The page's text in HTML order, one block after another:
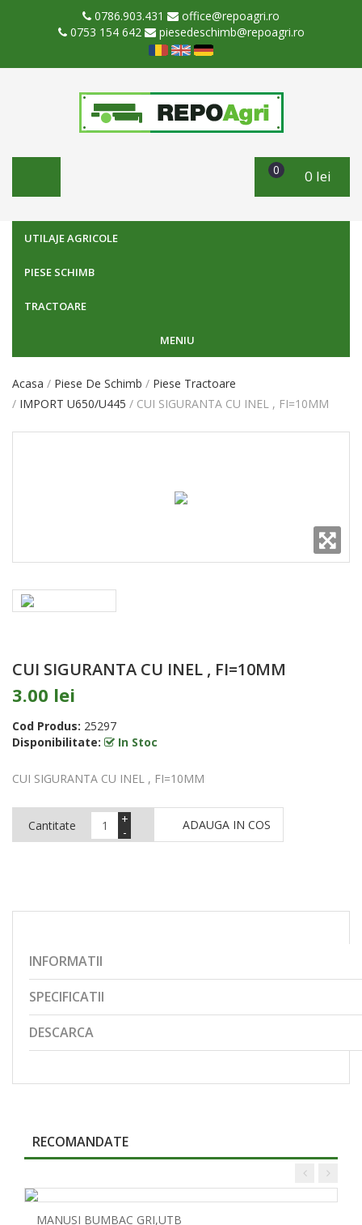
0786.903.431
office@repoagri.ro
0753 154 642
piesedeschimb@repoagri.ro
0 0 lei
UTILAJE AGRICOLE
PIESE SCHIMB
TRACTOARE
MENIU
Acasa Piese De Schimb
Piese Tractoare
IMPORT U650/U445
CUI SIGURANTA CU INEL , FI=10MM
CUI SIGURANTA CU INEL , FI=10MM
3.00 lei
Cod Produs: 25297
Disponibilitate:
In Stoc
CUI SIGURANTA CU INEL , FI=10MM
Cantitate -
+ ADAUGA IN COS
INFORMATII
SPECIFICATII
DESCARCA
RECOMANDATE
MANUSI BUMBAC GRI,UTB